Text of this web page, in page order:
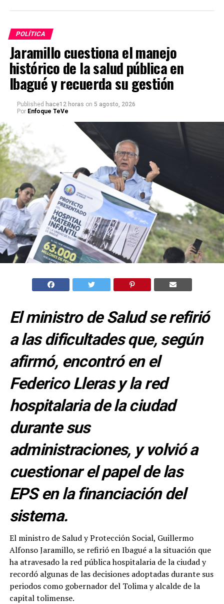
POLÍTICA
Jaramillo cuestiona el manejo
histórico de la salud pública en
Ibagué y recuerda su gestión
Published hace12 horas on 5 agosto, 2026
Por Enfoque TeVe
El ministro de Salud se refirió
a las dificultades que, según
afirmó, encontró en el
Federico Lleras y la red
hospitalaria de la ciudad
durante sus
administraciones, y volvió a
cuestionar el papel de las
EPS en la financiación del
sistema.
El ministro de Salud y Protección Social, Guillermo
Alfonso Jaramillo, se refirió en Ibagué a la situación que
ha atravesado la red pública hospitalaria de la ciudad y
recordó algunas de las decisiones adoptadas durante sus
periodos como gobernador del Tolima y alcalde de la
capital tolimense.